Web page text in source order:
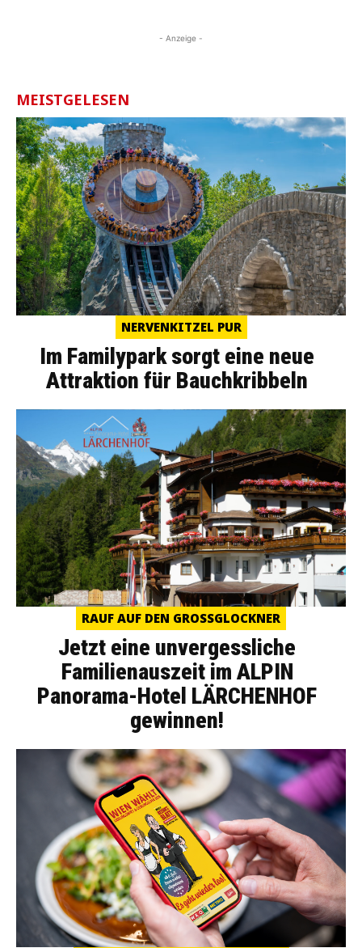
- Anzeige -
MEISTGELESEN
NERVENKITZEL PUR
Im Familypark sorgt eine neue
Attraktion für Bauchkribbeln
RAUF AUF DEN GROSSGLOCKNER
Jetzt eine unvergessliche
Familienauszeit im ALPIN
Panorama-Hotel LÄRCHENHOF
gewinnen!